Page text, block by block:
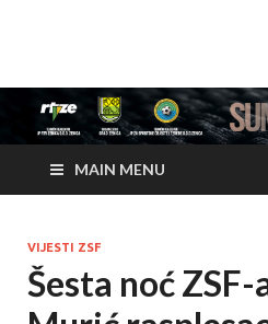
MAIN MENU
VIJESTI ZSF
Šesta noć ZSF-